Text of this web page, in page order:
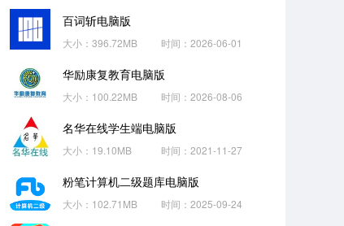
百词斩电脑版
大小：396.72MB 时间：2026-06-01
华励康复教育电脑版
大小：100.22MB 时间：2026-08-06
名华在线学生端电脑版
大小：19.10MB 时间：2021-11-27
粉笔计算机二级题库电脑版
大小：102.71MB 时间：2025-09-24